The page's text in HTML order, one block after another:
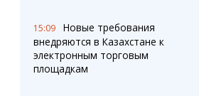
15:09
Новые требования
внедряются в Казахстане к
электронным торговым
площадкам